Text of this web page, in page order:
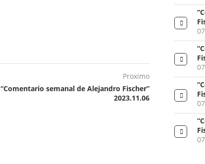
Proximo
“Comentario semanal de Alejandro Fischer”
2023.11.06